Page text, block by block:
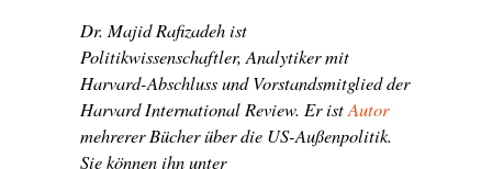
Dr. Majid Rafizadeh ist
Politikwissenschaftler, Analytiker mit
Harvard-Abschluss und Vorstandsmitglied der
Harvard International Review. Er istAutor
mehrerer Bücher über die US-Außenpolitik.
Sie können ihn unter